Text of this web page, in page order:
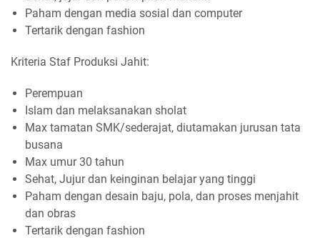
Paham dengan media sosial dan computer
Tertarik dengan fashion
Kriteria Staf Produksi Jahit:
Perempuan
Islam dan melaksanakan sholat
Max tamatan SMK/sederajat, diutamakan jurusan tata
busana
Max umur 30 tahun
Sehat, Jujur dan keinginan belajar yang tinggi
Paham dengan desain baju, pola, dan proses menjahit
dan obras
Tertarik dengan fashion